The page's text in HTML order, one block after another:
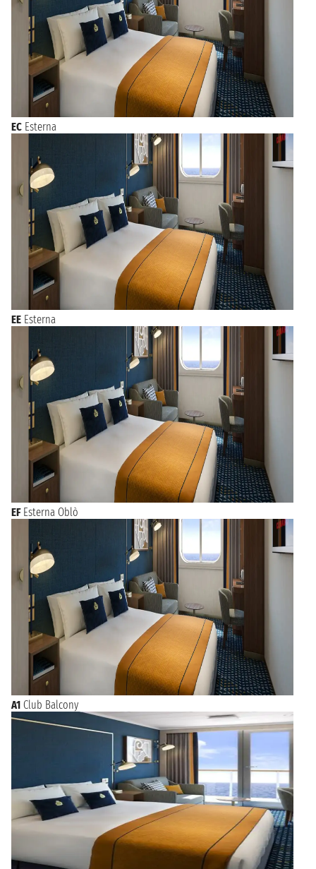
EC Esterna
EE Esterna
EF Esterna Oblò
A1 Club Balcony